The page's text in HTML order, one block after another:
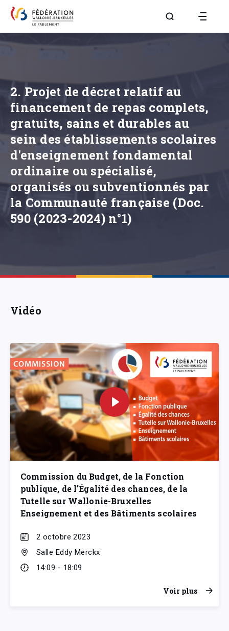
Aller à la page
2. Projet de décret relatif au
financement de repas complets,
gratuits, sains et durables au
sein des établissements scolaires
d'enseignement fondamental
ordinaire ou spécialisé,
organisés ou subventionnés par
la Communauté française (Doc.
590 (2023-2024) n°1)
Vidéo
Commission du Budget, de la Fonction
publique, de l'Égalité des chances, de la
Tutelle sur Wallonie-Bruxelles
Enseignement et des Bâtiments scolaires
2 octobre 2023
Salle Eddy Merckx
14:09 - 18:09
Voir plus